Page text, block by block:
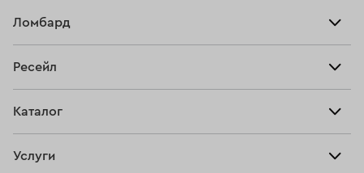
Ломбард
Тарифы
Ресейл
Купить
Каталог
Услуги